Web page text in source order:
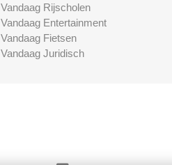
Vandaag Rijscholen
Vandaag Entertainment
Vandaag Fietsen
Vandaag Juridisch